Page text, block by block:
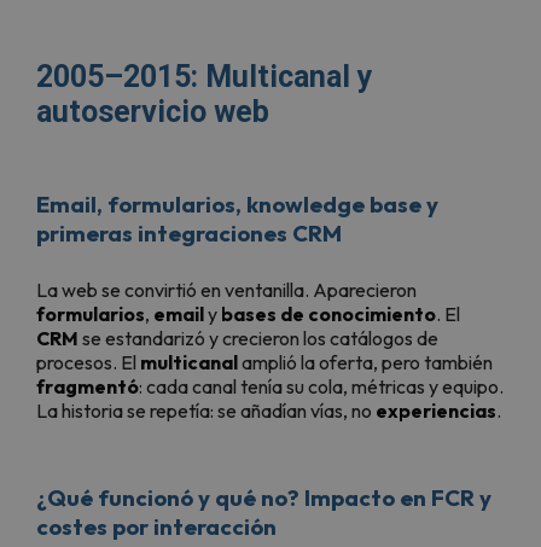
2005–2015: Multicanal y
autoservicio web
Email, formularios, knowledge base y
primeras integraciones CRM
La web se convirtió en ventanilla. Aparecieron
formularios, emaily bases de conocimiento. El
CRM se estandarizó y crecieron los catálogos de
procesos. El multicanalamplió la oferta, pero también
fragmentó: cada canal tenía su cola, métricas y equipo.
La historia se repetía: se añadían vías, no experiencias.
¿Qué funcionó y qué no? Impacto en FCR y
costes por interacción